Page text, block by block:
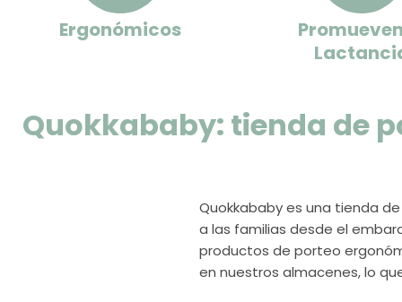
Ergonómicos
Quokkababy: tienda de
Quokkababy es una tienda
a las familias desde el
productos de porteo
en nuestros almacenes, lo